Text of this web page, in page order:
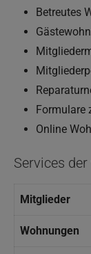
Betreutes
Formulare
Online
Services
Mitglieder
Wohnungen